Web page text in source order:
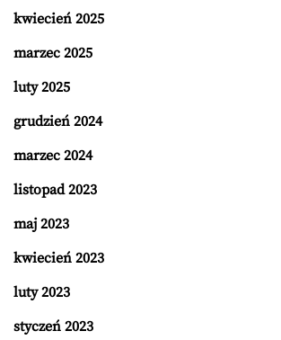
kwiecień 2025
marzec 2025
luty 2025
grudzień 2024
marzec 2024
listopad 2023
maj 2023
kwiecień 2023
luty 2023
styczeń 2023